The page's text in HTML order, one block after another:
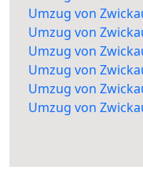
Umzug von
Umzug von
Umzug von
Umzug von
Umzug von
Umzug von